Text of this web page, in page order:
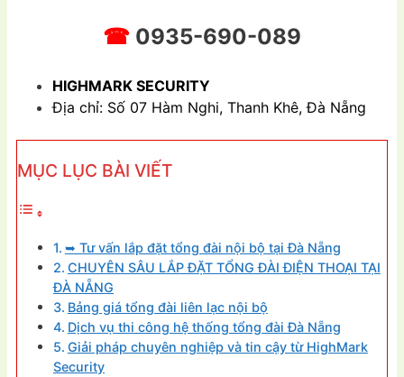
☎ 0935-690-089
HIGHMARK SECURITY
Địa chỉ: Số 07 Hàm Nghi, Thanh Khê, Đà Nẵng
MỤC LỤC BÀI VIẾT
➥ Tư vấn lắp đặt tổng đài nội bộ tại Đà Nẵng
CHUYÊN SÂU LẮP ĐẶT TỔNG ĐÀI ĐIỆN THOẠI TẠI
ĐÀ NẴNG
Bảng giá tổng đài liên lạc nội bộ
Dịch vụ thi công hệ thống tổng đài Đà Nẵng
Giải pháp chuyên nghiệp và tin cậy từ HighMark
Security